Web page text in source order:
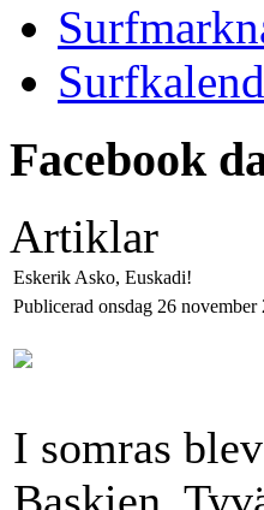
Facebook
Artiklar
Eskerik Asko, Euskadi!
Publicerad onsdag 26
I somras